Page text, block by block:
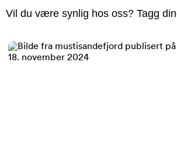
Vil du være synlig hos oss? Tagg